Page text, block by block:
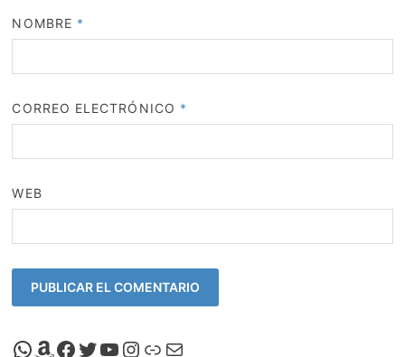
NOMBRE *
CORREO ELECTRÓNICO *
WEB
Canal de Whatsapp de Viscalacant
Comprar en Amazon
Facebook de Viscalacant
Twitter de Viscalacant
Canal de Youtube de Viscalacant
Instagram de Viscalacant
Viscalacant en Polkaverse
Correo electrónico